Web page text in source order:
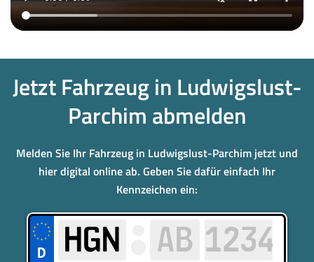
Jetzt Fahrzeug in Ludwigslust-
Parchim abmelden
Melden Sie Ihr Fahrzeug in Ludwigslust-Parchim jetzt und
hier digital online ab. Geben Sie dafür einfach Ihr
Kennzeichen ein: